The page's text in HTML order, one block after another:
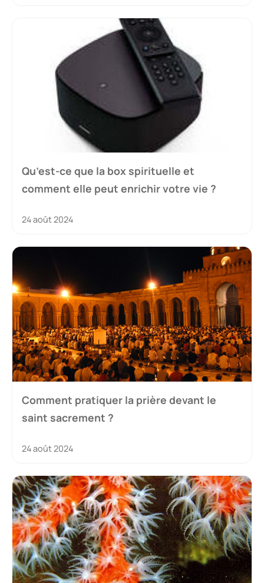
Qu’est-ce que la box spirituelle et
comment elle peut enrichir votre vie ?
24 août 2024
Comment pratiquer la prière devant le
saint sacrement ?
24 août 2024